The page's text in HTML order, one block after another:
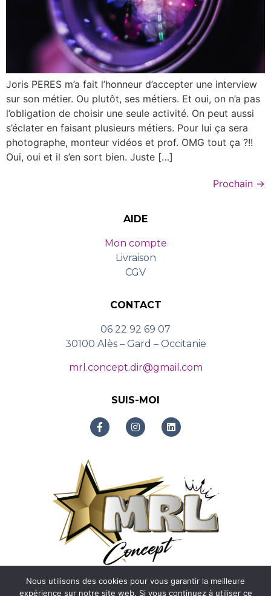
Joris PERES m’a fait l’honneur d’accepter une interview
sur son métier. Ou plutôt, ses métiers. Et oui, on n’a pas
l’obligation de choisir une seule activité. On peut aussi
s’éclater en faisant plusieurs métiers. Pour lui ça sera
photographe, monteur vidéos et prof. OMG tout ça ?!!
Oui, oui et il s’en sort bien. Juste […]
Prochain →
AIDE
Mon compte
Livraison
CGV
CONTACT
06 22 92 69 07
30100 Alès – Gard – Occitanie
mrl.concept.dir@gmail.com
SUIS-MOI
Nous utilisons des cookies pour vous garantir la meilleure
expérience sur notre site web. Si vous continuez à utiliser ce